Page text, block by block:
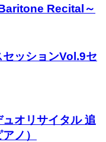
Recital～
ッションVol.9セ
オリサイタル 追
ノ）